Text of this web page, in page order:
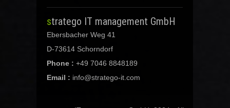
stratego IT management GmbH
Ebersbacher Weg 41
D-73614 Schorndorf
Phone : +49 7046 8848189
Email : info@stratego-it.com